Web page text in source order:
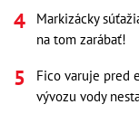
Markizácky
na tom zarábať!
Fico varuje pred
vývozu vody